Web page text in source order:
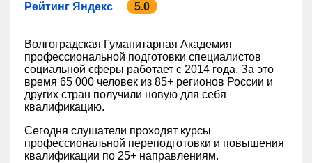
Рейтинг Яндекс 5.0
Волгоградская Гуманитарная Академия
профессиональной подготовки специалистов
социальной сферы работает с 2014 года. За это
время 65 000 человек из 85+ регионов России и
других стран получили новую для себя
квалификацию.
Сегодня слушатели проходят курсы
профессиональной переподготовки и повышения
квалификации по 25+ направлениям.